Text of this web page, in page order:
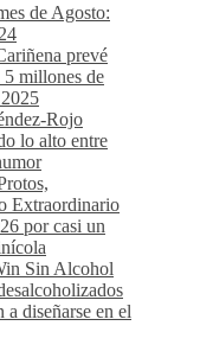
de Agosto:
prevé
5 millones de
Rojo
lo alto entre
Extraordinario
por casi un
Sin Alcohol
a diseñarse en el